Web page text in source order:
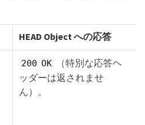
HEAD Object への応答
200 OK
（特別な応答ヘ
ッダーは返されませ
ん）。